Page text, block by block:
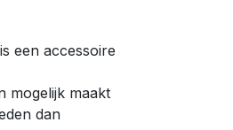
een accessoire
mogelijk maakt
dan